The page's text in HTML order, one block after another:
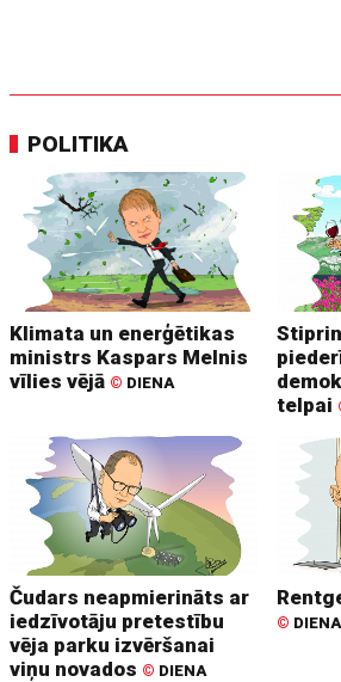
POLITIKA
Klimata un enerģētikas
ministrs Kaspars Melnis
vīlies vējā © DIENA
telpai
Čudars neapmierināts ar
iedzīvotāju pretestību
vēja parku izvēršanai
viņu novados © DIENA
© DIENA